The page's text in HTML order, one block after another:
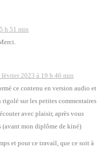
h 51 min
février 2023 à 19 h 46 min
ce conte­nu en ver­sion audio et
sur les petites com­men­taires
avec plai­sir, après vous
(avant mon diplôme de kiné)
et pour ce tra­vail, que ce soit à